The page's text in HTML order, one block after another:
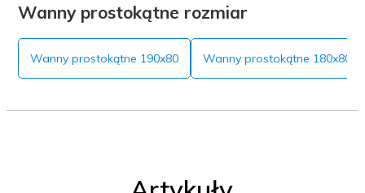
Wanny prostokątne rozmiar
Wanny prostokątne 190x80 Wanny prostokątne 180x80